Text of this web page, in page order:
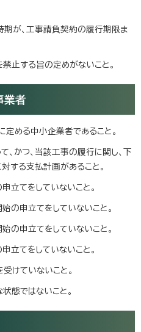
が、工事請負契約の履行期限ま
止する旨の定めがないこと。
業者
める中小企業者であること。
、かつ、当該工事の履行に関し、下
する支払計画があること。
立てをしていないこと。
の申立てをしていないこと。
の申立てをしていないこと。
立てをしていないこと。
けていないこと。
態ではないこと。